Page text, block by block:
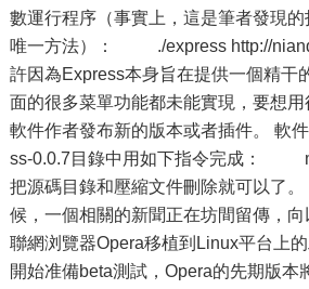
數運行程序（事實上，這是筆者發現
唯一方法）： ./express http://
許因為Express本身旨在提供一個精干
面的很多菜單功能都未能實現，要想
軟件作者發布新的版本或者插件。 軟
ss-0.0.7目錄中用如下指令完成
把源碼目錄和壓縮文件刪除就可以
候，一個相關的新聞正在坊間留傳，
聯網浏覽器Opera移植到Linux平台上
開始准備beta測試，Opera的先期版本